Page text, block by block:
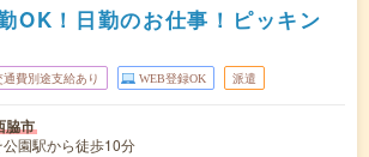
OK！日勤のお仕事！ピッキン
通費別途支給あり WEB登録OK 派遣
脇市
公園駅から徒歩10分